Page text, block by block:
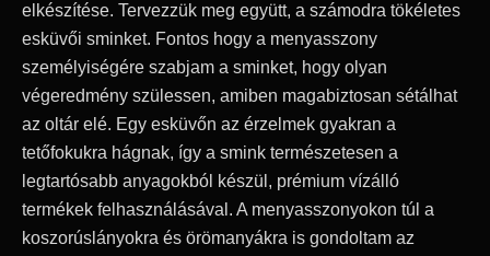
elkészítése. Tervezzük meg együtt, a számodra tökéletes
esküvői sminket. Fontos hogy a menyasszony
személyiségére szabjam a sminket, hogy olyan
végeredmény szülessen, amiben magabiztosan sétálhat
az oltár elé. Egy esküvőn az érzelmek gyakran a
tetőfokukra hágnak, így a smink természetesen a
legtartósabb anyagokból készül, prémium vízálló
termékek felhasználásával. A menyasszonyokon túl a
koszorúslányokra és örömanyákra is gondoltam az